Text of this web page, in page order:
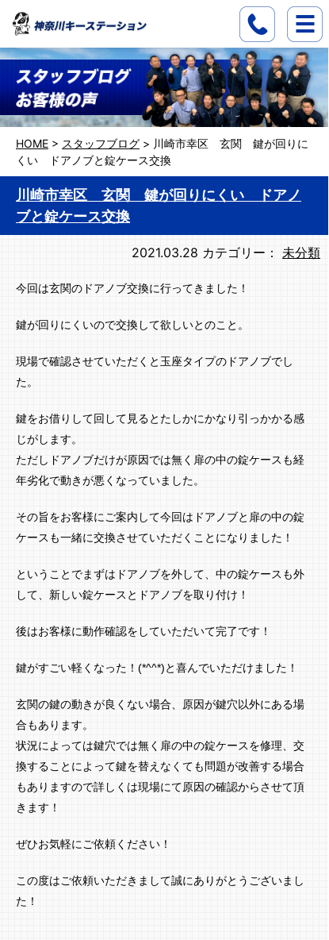
HOME > スタッフブログ > 川崎市幸区 玄関 鍵が回りに
くい ドアノブと錠ケース交換
川崎市幸区 玄関 鍵が回りにくい ドアノ
ブと錠ケース交換
2021.03.28 カテゴリー： 未分類
今回は玄関のドアノブ交換に行ってきました！
鍵が回りにくいので交換して欲しいとのこと。
現場で確認させていただくと玉座タイプのドアノブでし
た。
鍵をお借りして回して見るとたしかにかなり引っかかる感
じがします。
ただしドアノブだけが原因では無く扉の中の錠ケースも経
年劣化で動きが悪くなっていました。
その旨をお客様にご案内して今回はドアノブと扉の中の錠
ケースも一緒に交換させていただくことになりました！
ということでまずはドアノブを外して、中の錠ケースも外
して、新しい錠ケースとドアノブを取り付け！
後はお客様に動作確認をしていただいて完了です！
鍵がすごい軽くなった！(*^^*)と喜んでいただけました！
玄関の鍵の動きが良くない場合、原因が鍵穴以外にある場
合もあります。
状況によっては鍵穴では無く扉の中の錠ケースを修理、交
換することによって鍵を替えなくても問題が改善する場合
もありますので詳しくは現場にて原因の確認からさせて頂
きます！
ぜひお気軽にご依頼ください！
この度はご依頼いただきまして誠にありがとうございまし
た！